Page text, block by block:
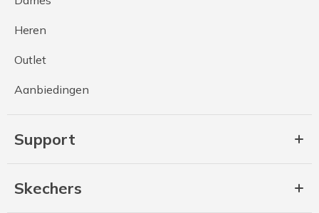
Heren
Outlet
Aanbiedingen
Support
Skechers